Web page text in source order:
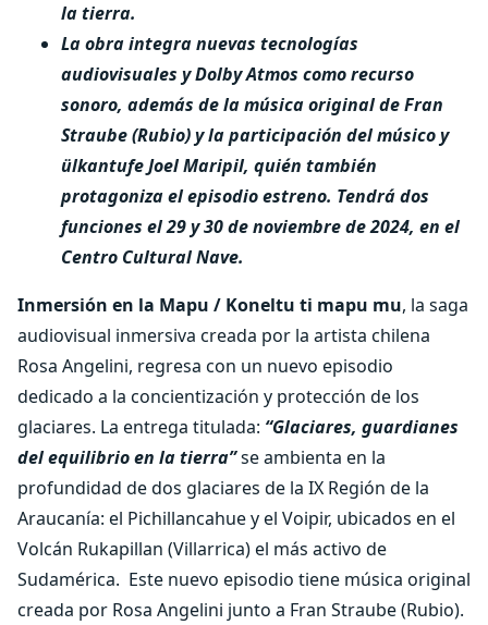
la tierra.
La obra integra nuevas tecnologías
audiovisuales y Dolby Atmos como recurso
sonoro, además de la música original de Fran
Straube (Rubio) y la participación del músico y
ülkantufe Joel Maripil, quién también
protagoniza el episodio estreno. Tendrá dos
funciones el 29 y 30 de noviembre de 2024, en el
Centro Cultural Nave.
Inmersión en la Mapu / Koneltu ti mapu mu, la saga
audiovisual inmersiva creada por la artista chilena
Rosa Angelini, regresa con un nuevo episodio
dedicado a la concientización y protección de los
glaciares. La entrega titulada: “Glaciares, guardianes
del equilibrio en la tierra”se ambienta en la
profundidad de dos glaciares de la IX Región de la
Araucanía: el Pichillancahue y el Voipir, ubicados en el
Volcán Rukapillan (Villarrica) el más activo de
Sudamérica. Este nuevo episodio tiene música original
creada por Rosa Angelini junto a Fran Straube (Rubio).